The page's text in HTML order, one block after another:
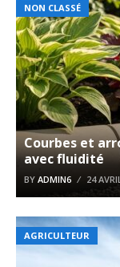
NON CLASSÉ
Courbes et
avec fluidité
BY ADMIN6 24
AGRICULTEUR